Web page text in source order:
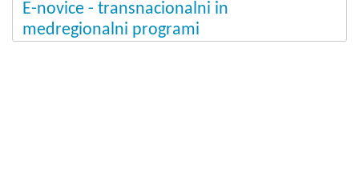
E-novice - transnacionalni in
medregionalni programi